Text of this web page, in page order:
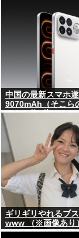
中国の最新スマホ
9070mAh（そこら
マホの約2倍）のバ
を積んでしまうwww
ギリギリやれるブ
www （※画像あり